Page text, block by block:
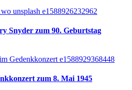
Snyder zum 90. Geburtstag
zum 8. Mai 1945